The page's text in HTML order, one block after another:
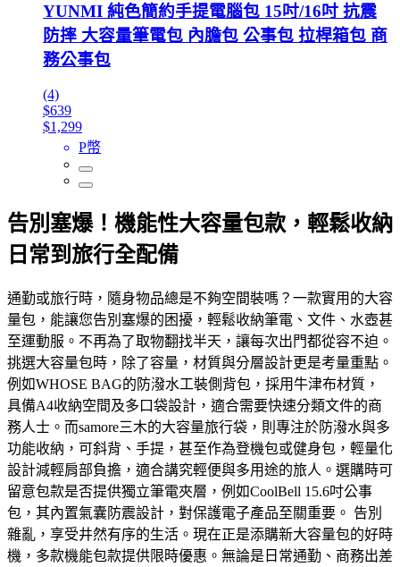
YUNMI 純色簡約手提電腦包 15吋/16吋 抗震
防摔 大容量筆電包 內膽包 公事包 拉桿箱包 商
務公事包
(4)
$639
$1,299
P幣
告別塞爆！機能性大容量包款，輕鬆收納
日常到旅行全配備
通勤或旅行時，隨身物品總是不夠空間裝嗎？一款實用的大容
量包，能讓您告別塞爆的困擾，輕鬆收納筆電、文件、水壺甚
至運動服。不再為了取物翻找半天，讓每次出門都從容不迫。
挑選大容量包時，除了容量，材質與分層設計更是考量重點。
例如WHOSE BAG的防潑水工裝側背包，採用牛津布材質，
具備A4收納空間及多口袋設計，適合需要快速分類文件的商
務人士。而samore三木的大容量旅行袋，則專注於防潑水與多
功能收納，可斜背、手提，甚至作為登機包或健身包，輕量化
設計減輕肩部負擔，適合講究輕便與多用途的旅人。選購時可
留意包款是否提供獨立筆電夾層，例如CoolBell 15.6吋公事
包，其內置氣囊防震設計，對保護電子產品至關重要。 告別
雜亂，享受井然有序的生活。現在正是添購新大容量包的好時
機，多款機能包款提供限時優惠。無論是日常通勤、商務出差